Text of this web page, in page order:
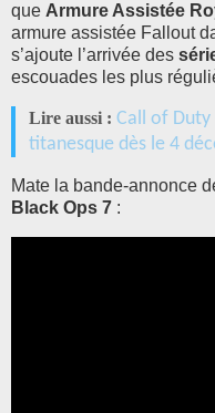
que Armure Assistée
armure assistée Fallout
s’ajoute l’arrivée des
escouades les plus
Lire aussi : Call of Duty
titanesque dès le 4
Mate la bande-annonce
Black Ops 7 :